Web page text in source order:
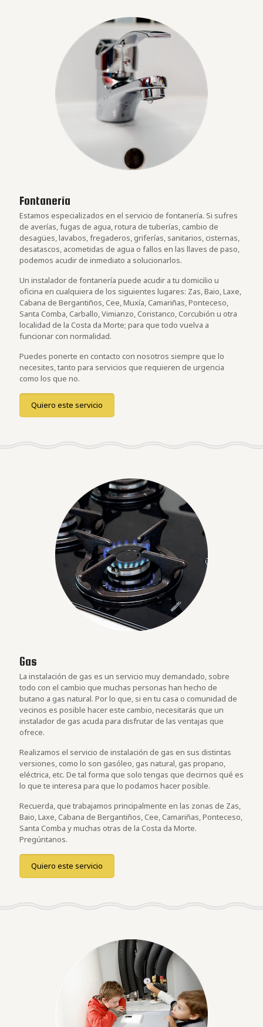
Fontanería
Estamos especializados en el servicio de fontanería. Si sufres
de averías, fugas de agua, rotura de tuberías, cambio de
desagües, lavabos, fregaderos, griferías, sanitarios, cisternas,
desatascos, acometidas de agua o fallos en las llaves de paso,
podemos acudir de inmediato a solucionarlos.
Un instalador de fontanería puede acudir a tu domicilio u
oficina en cualquiera de los siguientes lugares: Zas, Baio, Laxe,
Cabana de Bergantiños, Cee, Muxía, Camariñas, Ponteceso,
Santa Comba, Carballo, Vimianzo, Coristanco, Corcubión u otra
localidad de la Costa da Morte; para que todo vuelva a
funcionar con normalidad.
Puedes ponerte en contacto con nosotros siempre que lo
necesites, tanto para servicios que requieren de urgencia
como los que no.
Quiero este servicio
Gas
La instalación de gas es un servicio muy demandado, sobre
todo con el cambio que muchas personas han hecho de
butano a gas natural. Por lo que, si en tu casa o comunidad de
vecinos es posible hacer este cambio, necesitarás que un
instalador de gas acuda para disfrutar de las ventajas que
ofrece.
Realizamos el servicio de instalación de gas en sus distintas
versiones, como lo son gasóleo, gas natural, gas propano,
eléctrica, etc. De tal forma que solo tengas que decirnos qué es
lo que te interesa para que lo podamos hacer posible.
Recuerda, que trabajamos principalmente en las zonas de Zas,
Baio, Laxe, Cabana de Bergantiños, Cee, Camariñas, Ponteceso,
Santa Comba y muchas otras de la Costa da Morte.
Pregúntanos.
Quiero este servicio